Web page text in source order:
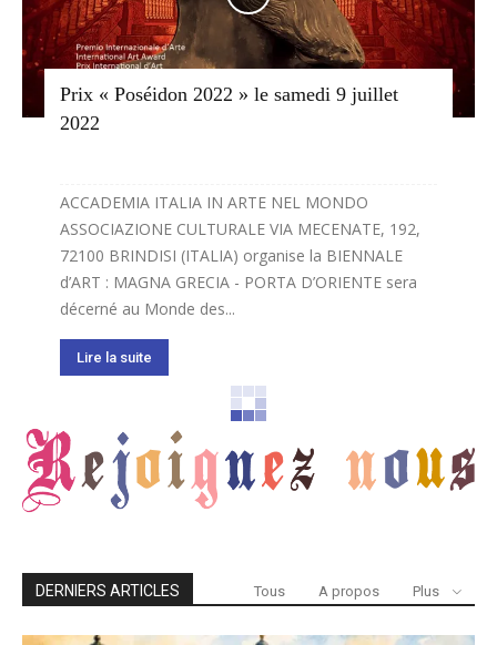
Prix « Poséidon 2022 » le samedi 9 juillet
2022
ACCADEMIA ITALIA IN ARTE NEL MONDO
ASSOCIAZIONE CULTURALE VIA MECENATE, 192,
72100 BRINDISI (ITALIA) organise la BIENNALE
d’ART : MAGNA GRECIA - PORTA D’ORIENTE sera
décerné au Monde des...
Lire la suite
DERNIERS ARTICLES Tous A propos Plus